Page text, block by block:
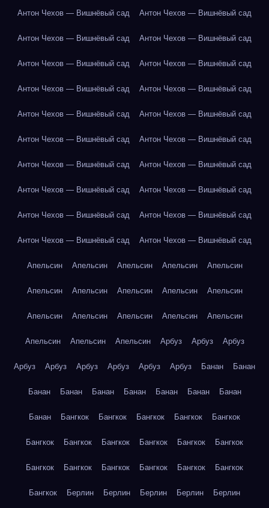
Антон Чехов — Вишнёвый сад Антон Чехов — Вишнёвый сад
Антон Чехов — Вишнёвый сад Антон Чехов — Вишнёвый сад
Антон Чехов — Вишнёвый сад Антон Чехов — Вишнёвый сад
Антон Чехов — Вишнёвый сад Антон Чехов — Вишнёвый сад
Антон Чехов — Вишнёвый сад Антон Чехов — Вишнёвый сад
Антон Чехов — Вишнёвый сад Антон Чехов — Вишнёвый сад
Антон Чехов — Вишнёвый сад Антон Чехов — Вишнёвый сад
Антон Чехов — Вишнёвый сад Антон Чехов — Вишнёвый сад
Антон Чехов — Вишнёвый сад Антон Чехов — Вишнёвый сад
Антон Чехов — Вишнёвый сад Антон Чехов — Вишнёвый сад
Апельсин Апельсин Апельсин Апельсин Апельсин
Апельсин Апельсин Апельсин Апельсин Апельсин
Апельсин Апельсин Апельсин Апельсин Апельсин
Апельсин Апельсин Апельсин Арбуз Арбуз Арбуз
Арбуз Арбуз Арбуз Арбуз Арбуз Арбуз Банан Банан
Банан Банан Банан Банан Банан Банан Банан
Банан Бангкок Бангкок Бангкок Бангкок Бангкок
Бангкок Бангкок Бангкок Бангкок Бангкок Бангкок
Бангкок Бангкок Бангкок Бангкок Бангкок Бангкок
Бангкок Берлин Берлин Берлин Берлин Берлин